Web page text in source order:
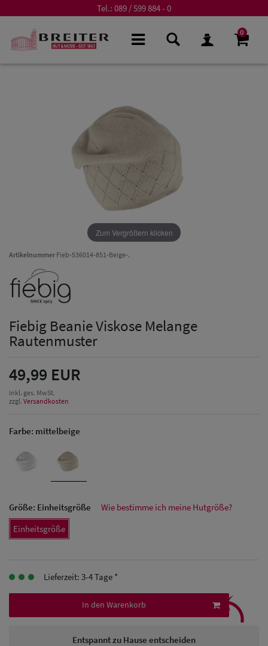
Tel.: 089 / 599 884 - 0
0
Herren Caps
Herren UV-
Schutz Caps
Zum Vergrößern klicken
ArtikelnummerFieb-536014-851-Beige-.
Fiebig Beanie Viskose Melange
Rautenmuster
49,99 EUR
inkl. ges. MwSt.
zzgl. Versandkosten
Farbe: mittelbeige
Größe: Einheitsgröße
Wie bestimme ich meine Hutgröße?
Einheitsgröße
Lieferzeit: 3-4 Tage *
In den Warenkorb
Entspannt zu Hause entscheiden
⤹